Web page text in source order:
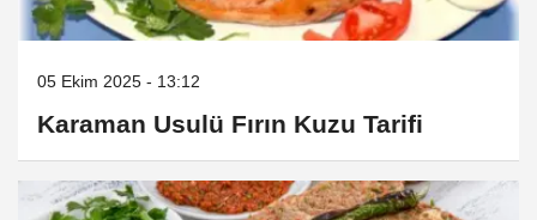
05 Ekim 2025 - 13:12
Karaman Usulü Fırın Kuzu Tarifi